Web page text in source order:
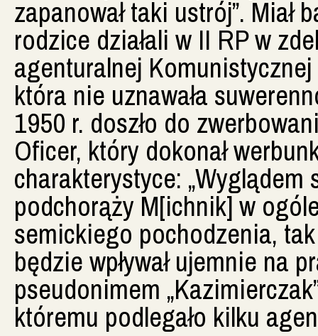
zapanował taki ustrój”.
rodzice działali w II RP w
agenturalnej
która nie uznawała
1950 r. doszło do
Oficer, który dokonał
charakterystyce:
podchorąży M[ichnik] w
semickiego pochodzenia,
będzie wpływał ujemnie na
pseudonimem
któremu podlegało kilku